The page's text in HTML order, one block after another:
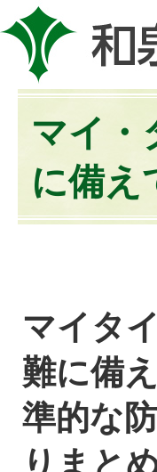
マイ・
に備え
マイタ
難に備
準的な
りまと